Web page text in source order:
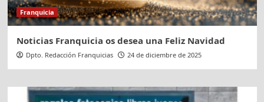
Franquicia
Noticias Franquicia os desea una Feliz Navidad
Dpto. Redacción Franquicias 24 de diciembre de 2025